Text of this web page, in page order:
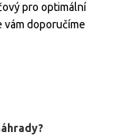
pro optimální
vám doporučíme